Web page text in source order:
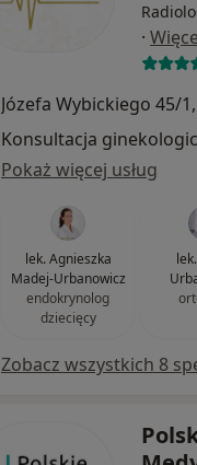
·
Józefa Wybickiego 45/
Konsultacja
Pokaż więcej usług
lek. Agnieszka
Madej-Urbanowicz
endokrynolog
dziecięcy
Zobacz wszystkich 8